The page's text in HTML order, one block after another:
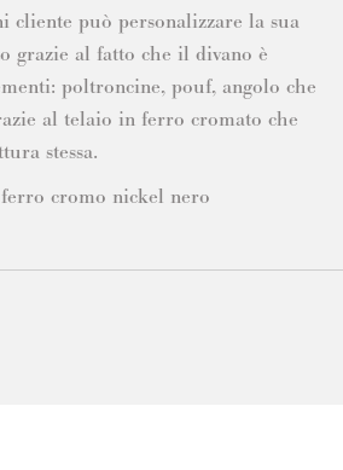
cliente può personalizzare la sua
grazie al fatto che il divano è
poltroncine, pouf, angolo che
al telaio in ferro cromato che
stessa.
cromo nickel nero